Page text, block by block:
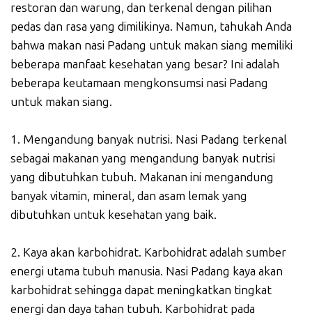
restoran dan warung, dan terkenal dengan pilihan
pedas dan rasa yang dimilikinya. Namun, tahukah Anda
bahwa makan nasi Padang untuk makan siang memiliki
beberapa manfaat kesehatan yang besar? Ini adalah
beberapa keutamaan mengkonsumsi nasi Padang
untuk makan siang.
1. Mengandung banyak nutrisi. Nasi Padang terkenal
sebagai makanan yang mengandung banyak nutrisi
yang dibutuhkan tubuh. Makanan ini mengandung
banyak vitamin, mineral, dan asam lemak yang
dibutuhkan untuk kesehatan yang baik.
2. Kaya akan karbohidrat. Karbohidrat adalah sumber
energi utama tubuh manusia. Nasi Padang kaya akan
karbohidrat sehingga dapat meningkatkan tingkat
energi dan daya tahan tubuh. Karbohidrat pada